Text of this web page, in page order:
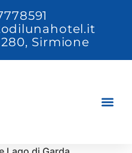
Sirmione